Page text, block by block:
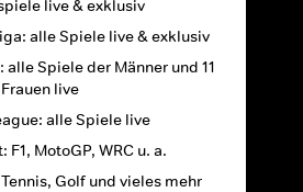
live & exklusiv
alle Spiele live & exklusiv
alle Spiele der Männer und 11
live
alle Spiele live
F1, MotoGP, WRC u. a.
Tennis, Golf und vieles mehr